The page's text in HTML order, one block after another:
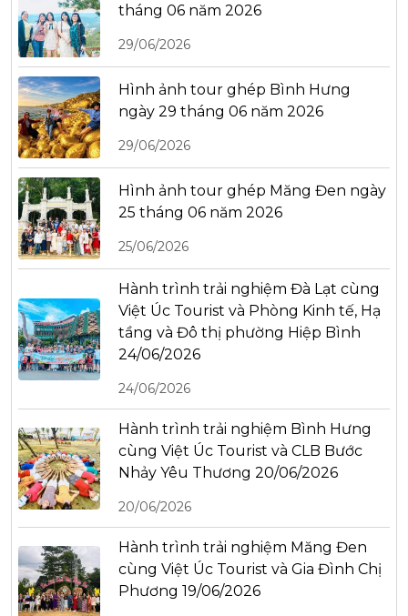
tháng 06 năm 2026
29/06/2026
Hình ảnh tour ghép Bình Hưng
ngày 29 tháng 06 năm 2026
29/06/2026
Hình ảnh tour ghép Măng Đen ngày
25 tháng 06 năm 2026
25/06/2026
Hành trình trải nghiệm Đà Lạt cùng
Việt Úc Tourist và Phòng Kinh tế, Hạ
tầng và Đô thị phường Hiệp Bình
24/06/2026
24/06/2026
Hành trình trải nghiệm Bình Hưng
cùng Việt Úc Tourist và CLB Bước
Nhảy Yêu Thương 20/06/2026
20/06/2026
Hành trình trải nghiệm Măng Đen
cùng Việt Úc Tourist và Gia Đình Chị
Phương 19/06/2026